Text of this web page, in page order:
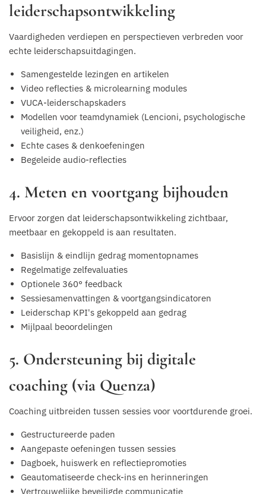
leiderschapsontwikkeling
Vaardigheden verdiepen en perspectieven verbreden voor
echte leiderschapsuitdagingen.
Samengestelde lezingen en artikelen
Video reflecties & microlearning modules
VUCA-leiderschapskaders
Modellen voor teamdynamiek (Lencioni, psychologische
veiligheid, enz.)
Echte cases & denkoefeningen
Begeleide audio-reflecties
4. Meten en voortgang bijhouden
Ervoor zorgen dat leiderschapsontwikkeling zichtbaar,
meetbaar en gekoppeld is aan resultaten.
Basislijn & eindlijn gedrag momentopnames
Regelmatige zelfevaluaties
Optionele 360° feedback
Sessiesamenvattingen & voortgangsindicatoren
Leiderschap KPI's gekoppeld aan gedrag
Mijlpaal beoordelingen
5. Ondersteuning bij digitale
coaching (via Quenza)
Coaching uitbreiden tussen sessies voor voortdurende groei.
Gestructureerde paden
Aangepaste oefeningen tussen sessies
Dagboek, huiswerk en reflectiepromoties
Geautomatiseerde check-ins en herinneringen
Vertrouwelijke beveiligde communicatie